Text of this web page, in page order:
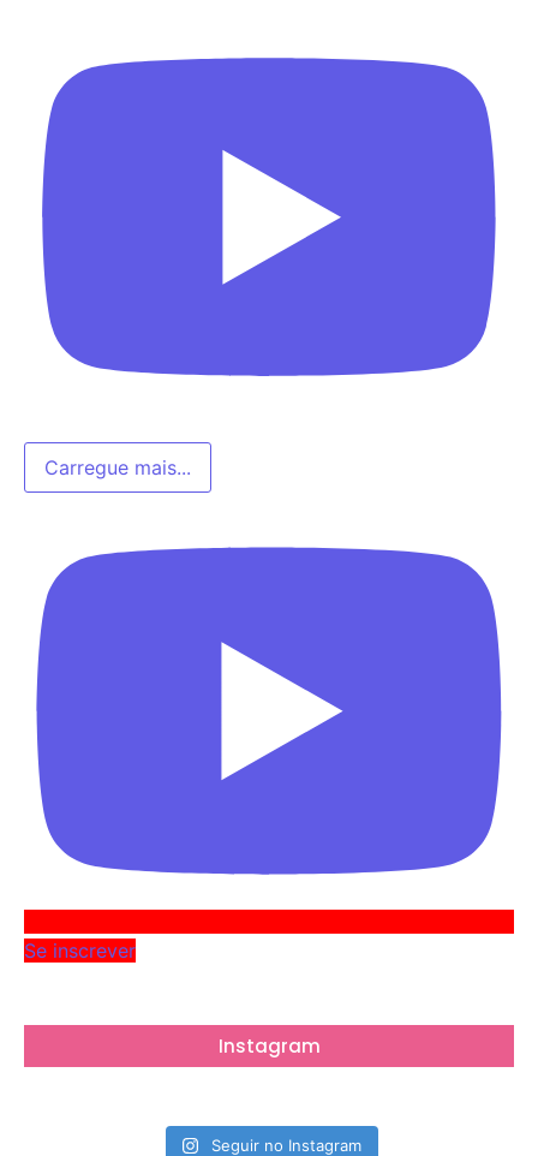
Carregue mais...
Se inscrever
Instagram
Seguir no Instagram